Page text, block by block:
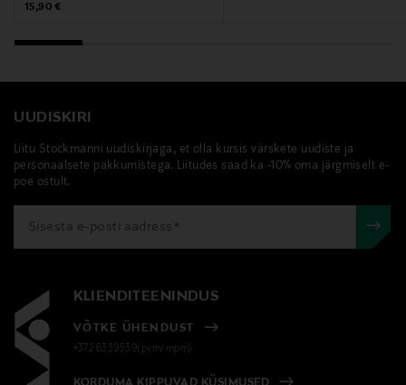
Original Price
15,90 €
UUDISKIRI
Liitu Stockmanni uudiskirjaga, et olla kursis värskete uudiste ja
personaalsete pakkumistega. Liitudes saad ka -10% oma järgmiselt e-
poe ostult.
KLIENDITEENINDUS
VÕTKE ÜHENDUST
+372 6339539(pvm/mpm)